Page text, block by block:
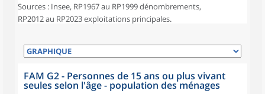
Sources : Insee, RP1967 au RP1999 dénombrements,
RP2012 au RP2023 exploitations principales.
FAM G2 - Personnes de 15 ans ou plus vivant
seules selon l'âge - population des ménages